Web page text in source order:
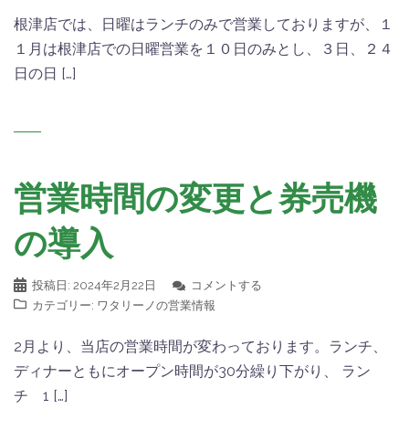
根津店では、日曜はランチのみで営業しておりますが、１
１月は根津店での日曜営業を１０日のみとし、３日、２４
日の日 […]
営業時間の変更と券売機
の導入
投稿日: 2024年2月22日
コメントする
カテゴリー: ワタリーノの営業情報
2月より、当店の営業時間が変わっております。ランチ、
ディナーともにオープン時間が30分繰り下がり、 ラン
チ 1 […]